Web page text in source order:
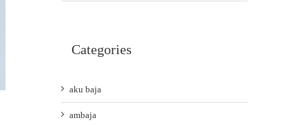
Categories
aku baja
ambaja